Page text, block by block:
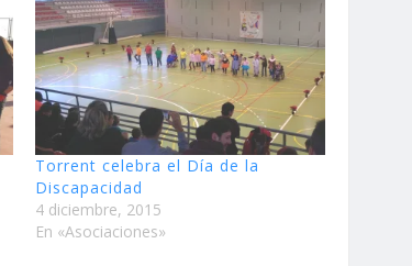
Torrent celebra el Día de la
Discapacidad
4 diciembre, 2015
En «Asociaciones»